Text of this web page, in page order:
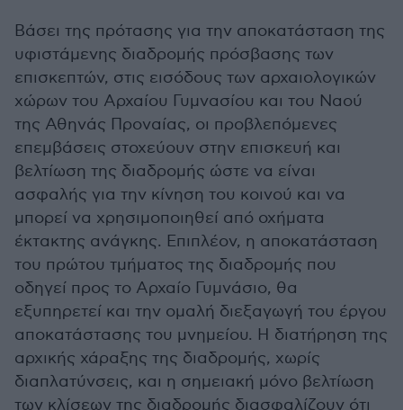
Βάσει της πρότασης για την αποκατάσταση της
υφιστάμενης διαδρομής πρόσβασης των
επισκεπτών, στις εισόδους των αρχαιολογικών
χώρων του Αρχαίου Γυμνασίου και του Ναού
της Αθηνάς Προναίας, οι προβλεπόμενες
επεμβάσεις στοχεύουν στην επισκευή και
βελτίωση της διαδρομής ώστε να είναι
ασφαλής για την κίνηση του κοινού και να
μπορεί να χρησιμοποιηθεί από οχήματα
έκτακτης ανάγκης. Επιπλέον, η αποκατάσταση
του πρώτου τμήματος της διαδρομής που
οδηγεί προς το Αρχαίο Γυμνάσιο, θα
εξυπηρετεί και την ομαλή διεξαγωγή του έργου
αποκατάστασης του μνημείου. Η διατήρηση της
αρχικής χάραξης της διαδρομής, χωρίς
διαπλατύνσεις, και η σημειακή μόνο βελτίωση
των κλίσεων της διαδρομής διασφαλίζουν ότι